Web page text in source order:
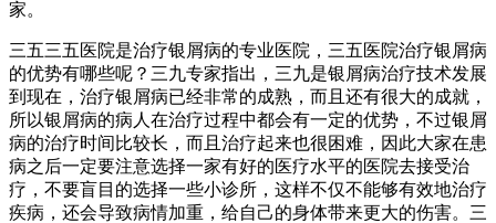
家。
三五三五医院是治疗银屑病的专业医院，三五医院治疗银屑病
的优势有哪些呢？三九专家指出，三九是银屑病治疗技术发展
到现在，治疗银屑病已经非常的成熟，而且还有很大的成就，
所以银屑病的病人在治疗过程中都会有一定的优势，不过银屑
病的治疗时间比较长，而且治疗起来也很困难，因此大家在患
病之后一定要注意选择一家有好的医疗水平的医院去接受治
疗，不要盲目的选择一些小诊所，这样不仅不能够有效地治疗
疾病，还会导致病情加重，给自己的身体带来更大的伤害。三